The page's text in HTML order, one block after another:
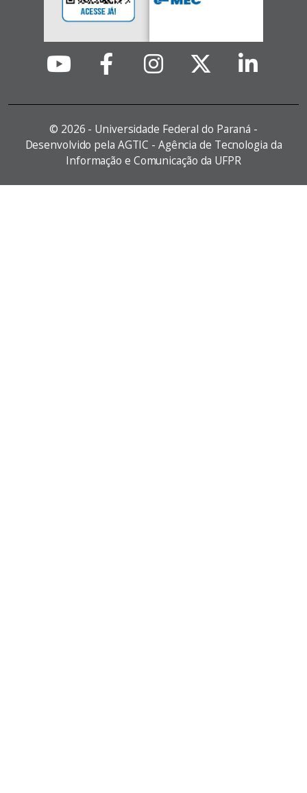
© 2026 - Universidade Federal do Paraná -
Desenvolvido pela AGTIC - Agência de Tecnologia da
Informação e Comunicação da UFPR